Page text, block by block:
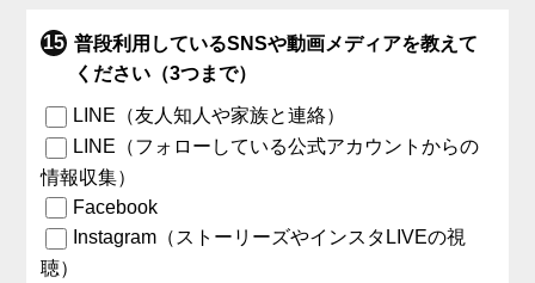
普段利用しているSNSや動画メディアを教えて
ください（3つまで）
LINE（友人知人や家族と連絡）
LINE（フォローしている公式アカウントからの
情報収集）
Facebook
Instagram（ストーリーズやインスタLIVEの視
聴）